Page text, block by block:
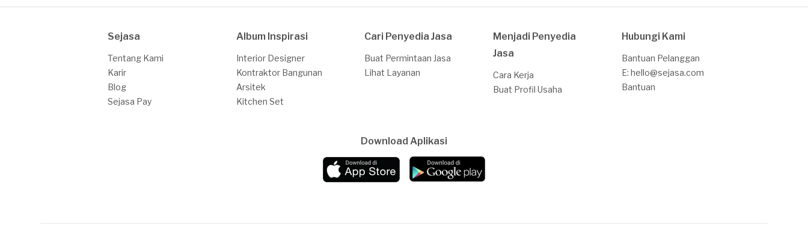
Sejasa
Tentang Kami
Karir
Blog
Sejasa Pay
Album Inspirasi
Interior Designer
Kontraktor Bangunan
Arsitek
Kitchen Set
Cari Penyedia Jasa
Buat Permintaan Jasa
Lihat Layanan
Menjadi Penyedia
Jasa
Cara Kerja
Buat Profil Usaha
Hubungi Kami
Bantuan Pelanggan
E: hello@sejasa.com
Bantuan
Download Aplikasi